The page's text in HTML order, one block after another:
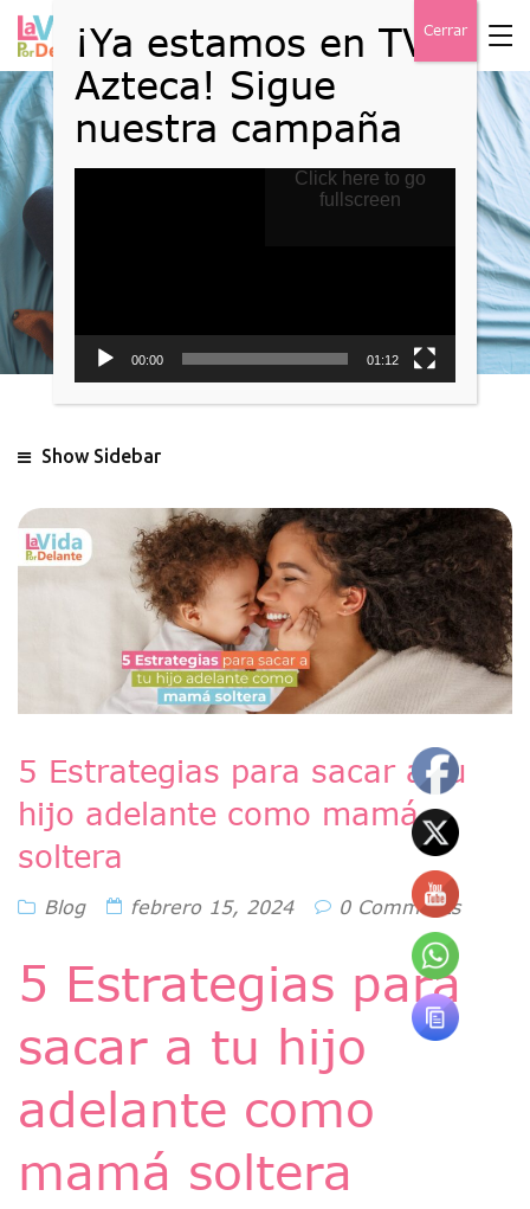
Show Sidebar
5 Estrategias para sacar a tu
hijo adelante como mamá
soltera
Blog febrero 15, 2024 0 Comments
5 Estrategias para
sacar a tu hijo
adelante como
mamá soltera
00:00 01:12
Click here to go
fullscreen